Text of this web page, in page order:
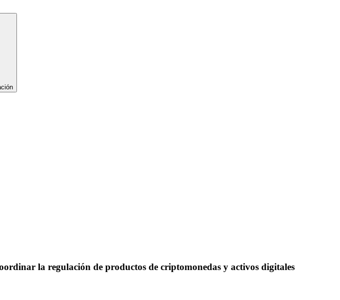
la regulación de productos de criptomonedas y activos digitales